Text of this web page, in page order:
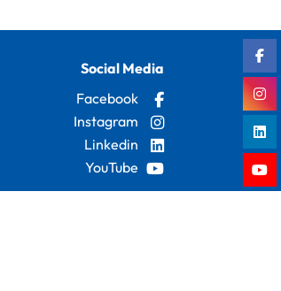
Social Media
Facebook
Instagram
Linkedin
YouTube